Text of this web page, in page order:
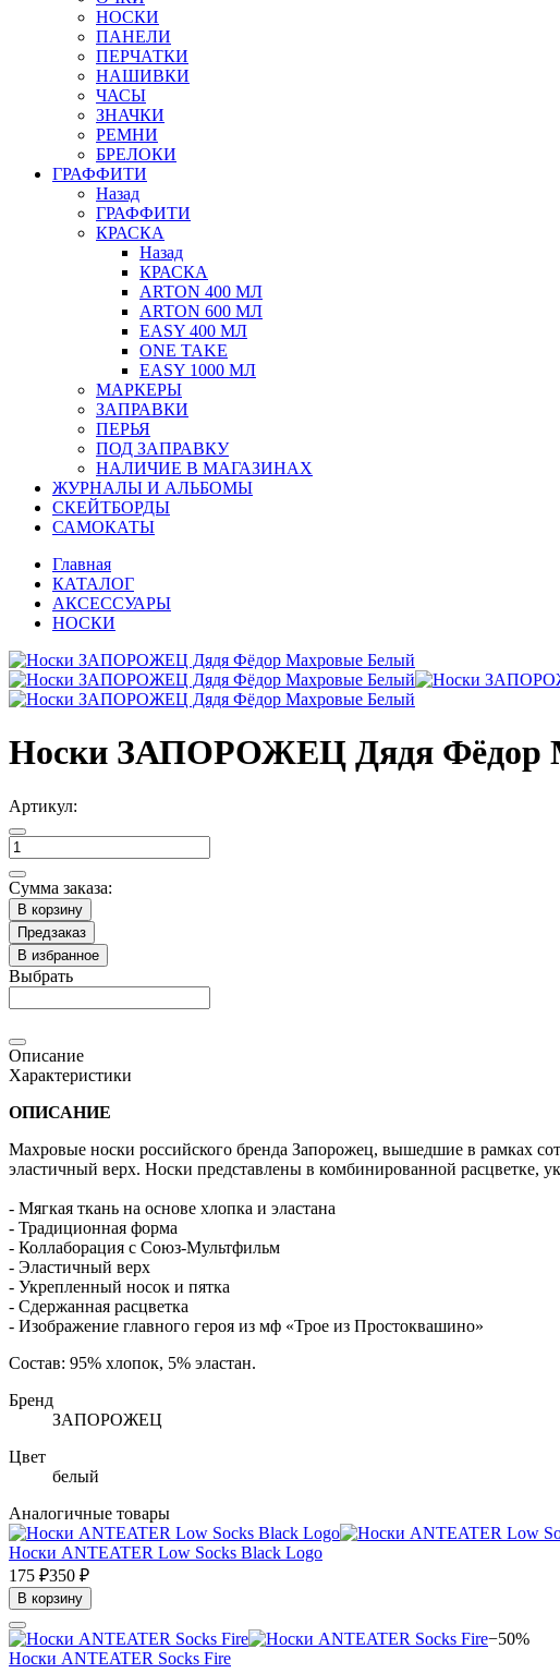
НОСКИ
ПАНЕЛИ
ПЕРЧАТКИ
НАШИВКИ
ЧАСЫ
ЗНАЧКИ
РЕМНИ
БРЕЛОКИ
ГРАФФИТИ
Назад
ГРАФФИТИ
КРАСКА
Назад
КРАСКА
ARTON 400 МЛ
ARTON 600 МЛ
EASY 400 МЛ
ONE TAKE
EASY 1000 МЛ
МАРКЕРЫ
ЗАПРАВКИ
ПЕРЬЯ
ПОД ЗАПРАВКУ
НАЛИЧИЕ В МАГАЗИНАХ
ЖУРНАЛЫ И АЛЬБОМЫ
СКЕЙТБОРДЫ
САМОКАТЫ
Главная
КАТАЛОГ
АКСЕССУАРЫ
НОСКИ
Носки ЗАПОРОЖЕЦ Дядя Фёдор
Артикул:
Сумма заказа:
В корзину
Предзаказ
В избранное
Выбрать
Описание
Характеристики
ОПИСАНИЕ
Махровые носки российского бренда Запорожец, вышедшие в рамках
эластичный верх. Носки представлены в комбинированной расцветке,
- Мягкая ткань на основе хлопка и эластана
- Традиционная форма
- Коллаборация с Союз-Мультфильм
- Эластичный верх
- Укрепленный носок и пятка
- Сдержанная расцветка
- Изображение главного героя из мф «Трое из Простоквашино»
Состав: 95% хлопок, 5% эластан.
Бренд
ЗАПОРОЖЕЦ
Цвет
белый
Аналогичные товары
Носки ANTEATER Low Socks Black Logo
175 ₽350 ₽
В корзину
−50%
Носки ANTEATER Socks Fire